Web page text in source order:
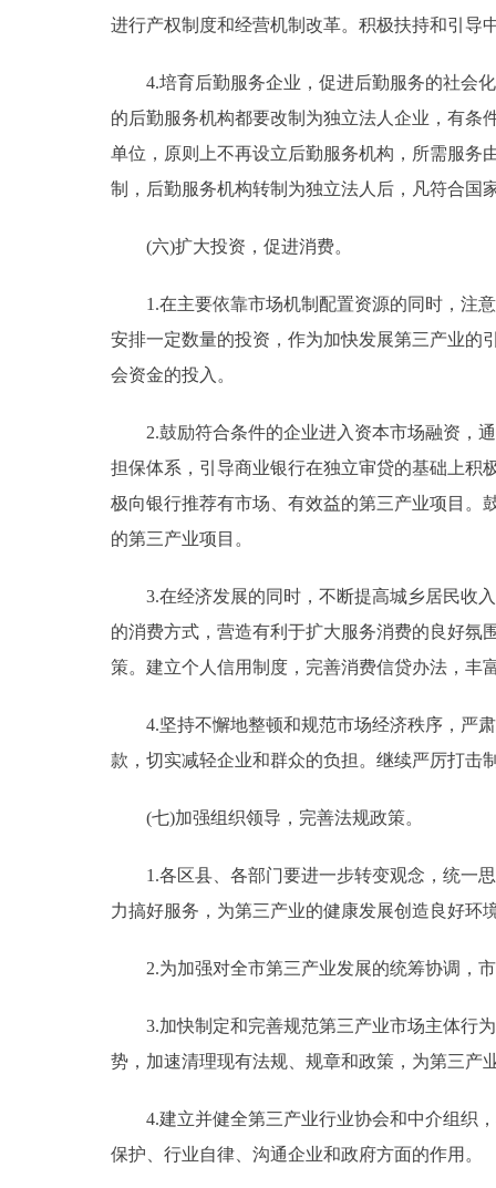
进行产权制度和经营机制改革。积极扶持和引导
4.培育后勤服务企业，促进后勤服务的社会化
的后勤服务机构都要改制为独立法人企业，有条
单位，原则上不再设立后勤服务机构，所需服务
制，后勤服务机构转制为独立法人后，凡符合国
(六)扩大投资，促进消费。
1.在主要依靠市场机制配置资源的同时，注意
安排一定数量的投资，作为加快发展第三产业的
会资金的投入。
2.鼓励符合条件的企业进入资本市场融资，通
担保体系，引导商业银行在独立审贷的基础上积
极向银行推荐有市场、有效益的第三产业项目。
的第三产业项目。
3.在经济发展的同时，不断提高城乡居民收入
的消费方式，营造有利于扩大服务消费的良好氛
策。建立个人信用制度，完善消费信贷办法，丰
4.坚持不懈地整顿和规范市场经济秩序，严肃
款，切实减轻企业和群众的负担。继续严厉打击
(七)加强组织领导，完善法规政策。
1.各区县、各部门要进一步转变观念，统一思
力搞好服务，为第三产业的健康发展创造良好环
2.为加强对全市第三产业发展的统筹协调，市
3.加快制定和完善规范第三产业市场主体行为
势，加速清理现有法规、规章和政策，为第三产
4.建立并健全第三产业行业协会和中介组织，
保护、行业自律、沟通企业和政府方面的作用。